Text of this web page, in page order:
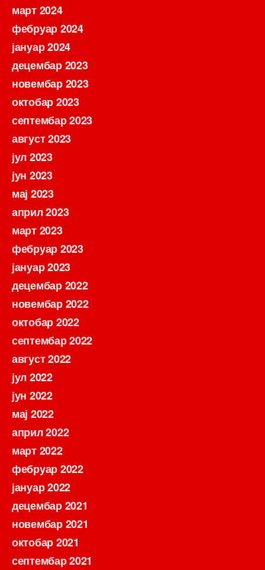
март 2024
фебруар 2024
јануар 2024
децембар 2023
новембар 2023
октобар 2023
септембар 2023
август 2023
јул 2023
јун 2023
мај 2023
април 2023
март 2023
фебруар 2023
јануар 2023
децембар 2022
новембар 2022
октобар 2022
септембар 2022
август 2022
јул 2022
јун 2022
мај 2022
април 2022
март 2022
фебруар 2022
јануар 2022
децембар 2021
новембар 2021
октобар 2021
септембар 2021